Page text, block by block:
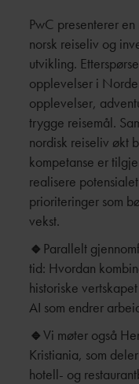
PwC presenterer
norsk reiseliv og
utvikling.
opplevelser i
opplevelser,
trygge reisemål.
nordisk reiseliv økt
kompetanse er
realisere
prioriteringer som
vekst.
🔹 Parallelt
tid: Hvordan
historiske
AI som endrer
🔹Vi møter også
Kristiania, som
hotell- og